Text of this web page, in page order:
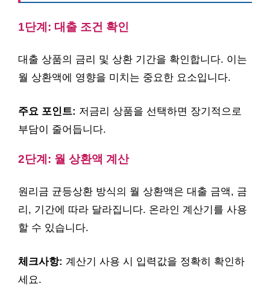
1단계: 대출 조건 확인
대출 상품의 금리 및 상환 기간을 확인합니다. 이는
월 상환액에 영향을 미치는 중요한 요소입니다.
주요 포인트: 저금리 상품을 선택하면 장기적으로
부담이 줄어듭니다.
2단계: 월 상환액 계산
원리금 균등상환 방식의 월 상환액은 대출 금액, 금
리, 기간에 따라 달라집니다. 온라인 계산기를 사용
할 수 있습니다.
체크사항: 계산기 사용 시 입력값을 정확히 확인하
세요.